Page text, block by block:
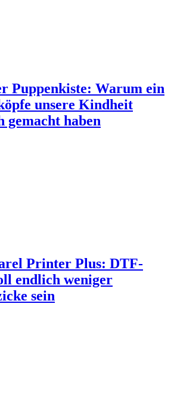
Puppenkiste: Warum ein
unsere Kindheit
gemacht haben
Printer Plus: DTF-
endlich weniger
sein